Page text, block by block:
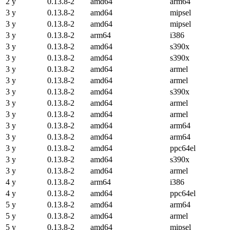
3 y
0.13.8-2 amd64
mipsel
3 y
0.13.8-2 amd64
mipsel
3 y
0.13.8-2 arm64
i386
3 y
0.13.8-2 amd64
s390x
3 y
0.13.8-2 amd64
s390x
3 y
0.13.8-2 amd64
armel
3 y
0.13.8-2 amd64
armel
3 y
0.13.8-2 amd64
s390x
3 y
0.13.8-2 amd64
armel
3 y
0.13.8-2 amd64
armel
3 y
0.13.8-2 amd64
arm64
3 y
0.13.8-2 amd64
arm64
3 y
0.13.8-2 amd64
ppc64el
3 y
0.13.8-2 amd64
s390x
3 y
0.13.8-2 amd64
armel
4 y
0.13.8-2 arm64
i386
4 y
0.13.8-2 amd64
ppc64el
5 y
0.13.8-2 amd64
arm64
5 y
0.13.8-2 amd64
armel
5 y
0.13.8-2 amd64 mipsel